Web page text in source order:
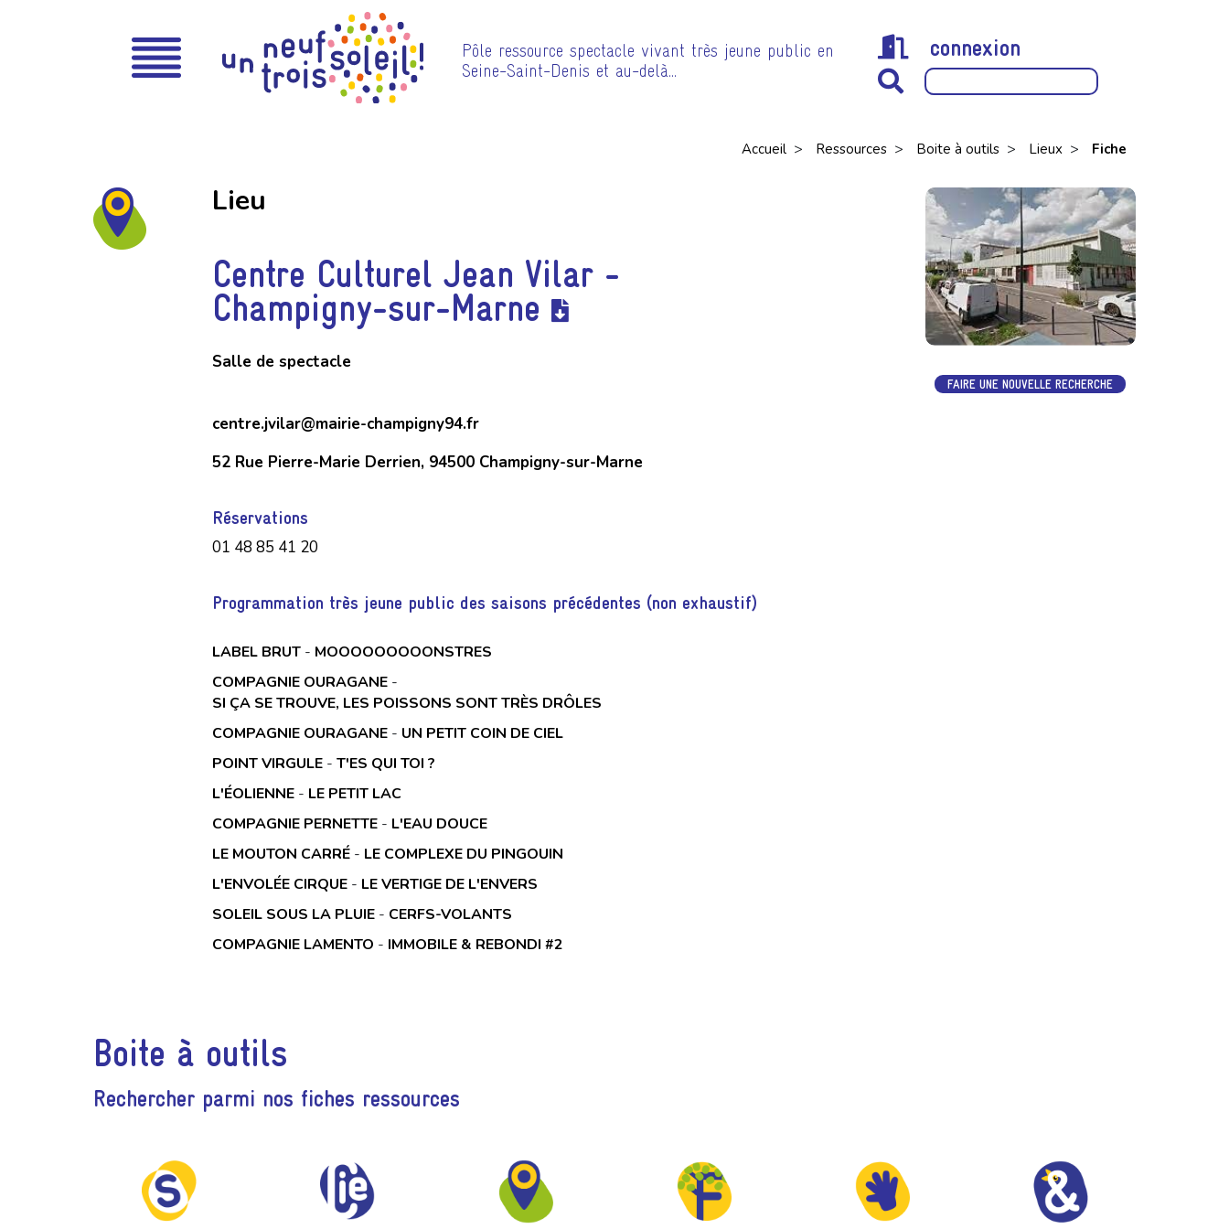
Pôle ressource spectacle vivant très jeune public en
Seine-Saint-Denis et au-delà…
connexion
Accueil > Ressources > Boite à outils > Lieux > Fiche
Lieu
Centre Culturel Jean Vilar -
Champigny-sur-Marne
Salle de spectacle
centre.jvilar@mairie-champigny94.fr
52 Rue Pierre-Marie Derrien, 94500 Champigny-sur-Marne
Réservations
01 48 85 41 20
Programmation très jeune public des saisons précédentes (non exhaustif)
LABEL BRUT - MOOOOOOOOONSTRES
COMPAGNIE OURAGANE -
SI ÇA SE TROUVE, LES POISSONS SONT TRÈS DRÔLES
COMPAGNIE OURAGANE - UN PETIT COIN DE CIEL
POINT VIRGULE - T'ES QUI TOI ?
L'ÉOLIENNE - LE PETIT LAC
COMPAGNIE PERNETTE - L'EAU DOUCE
LE MOUTON CARRÉ - LE COMPLEXE DU PINGOUIN
L'ENVOLÉE CIRQUE - LE VERTIGE DE L'ENVERS
SOLEIL SOUS LA PLUIE - CERFS-VOLANTS
COMPAGNIE LAMENTO - IMMOBILE & REBONDI #2
FAIRE UNE NOUVELLE RECHERCHE
Boite à outils
Rechercher parmi nos fiches ressources